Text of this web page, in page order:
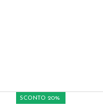
SCONTO 20%